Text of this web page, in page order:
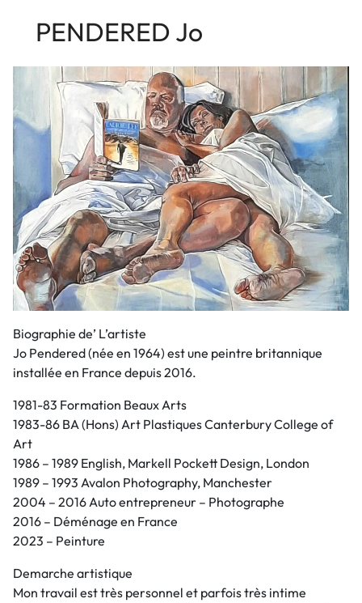
PENDERED Jo
Biographie de’ L’artiste
Jo Pendered (née en 1964) est une peintre britannique
installée en France depuis 2016.
1981-83 Formation Beaux Arts
1983-86 BA (Hons) Art Plastiques Canterbury College of
Art
1986 – 1989 English, Markell Pockett Design, London
1989 – 1993 Avalon Photography, Manchester
2004 – 2016 Auto entrepreneur – Photographe
2016 – Déménage en France
2023 – Peinture
Demarche artistique
Mon travail est très personnel et parfois très intime